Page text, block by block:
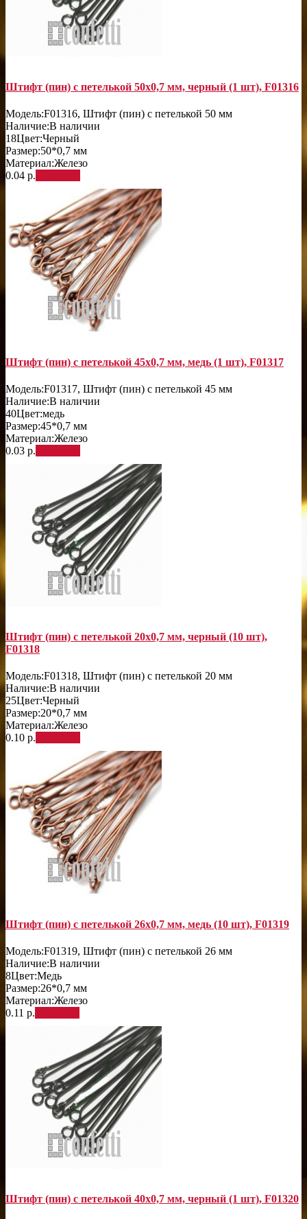
Штифт (пин) с петелькой 50х0,7 мм, черный (1 шт), F01316
Модель:F01316, Штифт (пин) с петелькой 50 мм
Наличие:В наличии
18Цвет:Черный
Размер:50*0,7 мм
Материал:Железо
0.04 р.
Штифт (пин) с петелькой 45х0,7 мм, медь (1 шт), F01317
Модель:F01317, Штифт (пин) с петелькой 45 мм
Наличие:В наличии
40Цвет:медь
Размер:45*0,7 мм
Материал:Железо
0.03 р.
Штифт (пин) с петелькой 20х0,7 мм, черный (10 шт),
F01318
Модель:F01318, Штифт (пин) с петелькой 20 мм
Наличие:В наличии
25Цвет:Черный
Размер:20*0,7 мм
Материал:Железо
0.10 р.
Штифт (пин) с петелькой 26х0,7 мм, медь (10 шт), F01319
Модель:F01319, Штифт (пин) с петелькой 26 мм
Наличие:В наличии
8Цвет:Медь
Размер:26*0,7 мм
Материал:Железо
0.11 р.
Штифт (пин) с петелькой 40х0,7 мм, черный (1 шт), F01320